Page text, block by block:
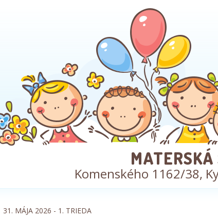
MATERSKÁ
Komenského 1162/38,
31. MÁJA 2026 - 1. TRIEDA